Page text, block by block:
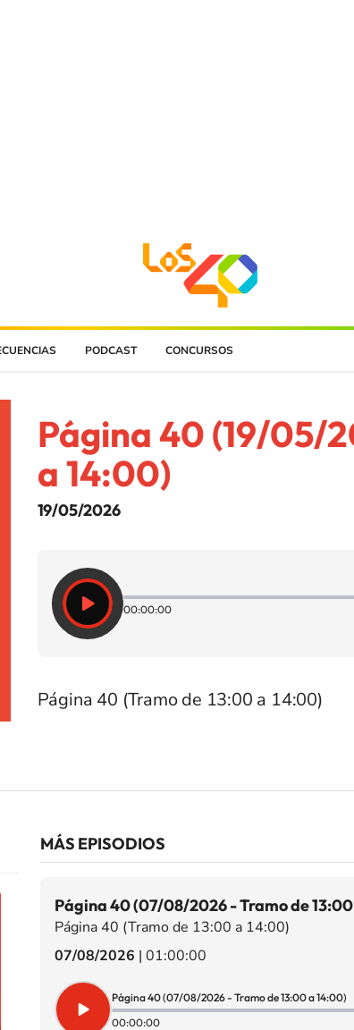
PODCAST CONCURSOS
Página 40 (19/05/
a 14:00)
19/05/2026
00:00:00
Página 40 (Tramo de 13:00 a 14:00)
MÁS EPISODIOS
Página 40 (07/08/2026 - Tramo de
Página 40 (Tramo de 13:00 a 14:00)
07/08/2026 | 01:00:00
Página 40 (07/08/2026 - Tramo de 13:00 a 14:00)
00:00:00